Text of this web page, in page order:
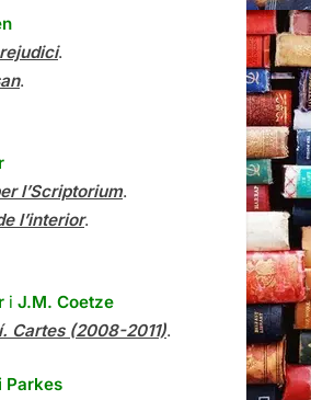
.
.
l’Scriptorium.
l’interior.
i J.M. Coetze
Cartes (2008-2011).
Parkes